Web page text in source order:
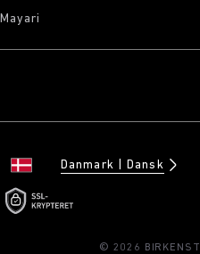
Mayari
Danmark Dansk
© 2026